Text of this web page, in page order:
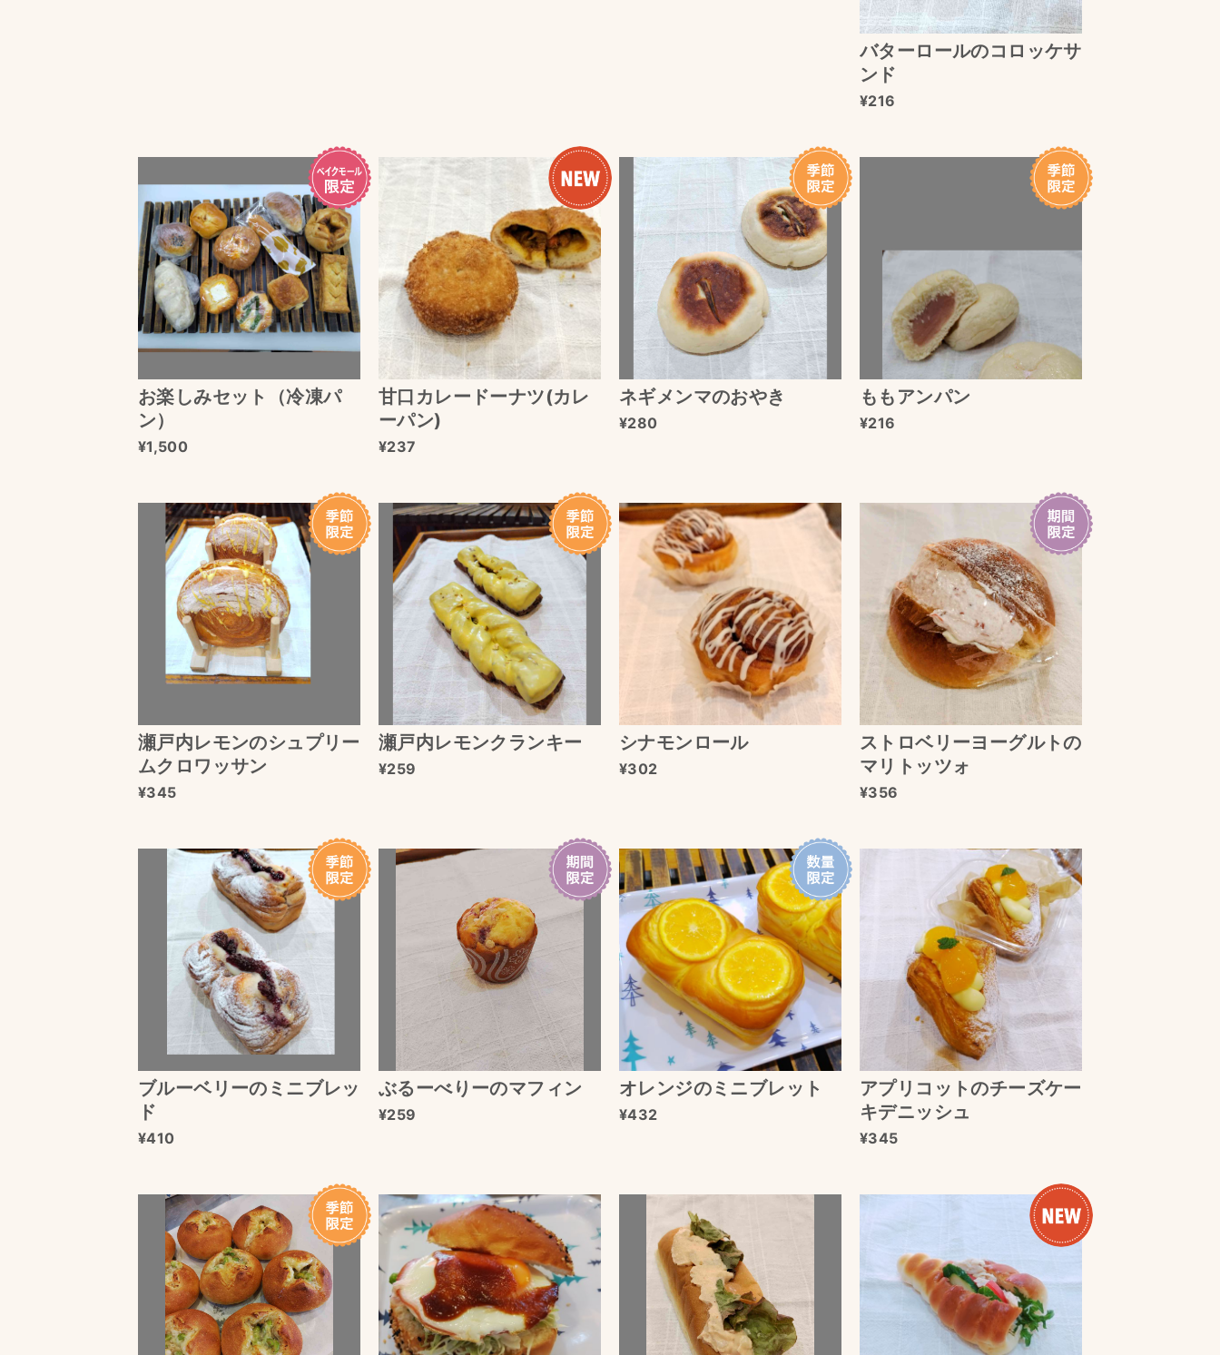
バターロールのコロッケサ
ンド
216
お楽しみセット（冷凍パ
ン）
1,500
甘口カレードーナツ(カレ
ーパン)
237
ネギメンマのおやき
280
ももアンパン
216
瀬戸内レモンのシュプリー
ムクロワッサン
345
瀬戸内レモンクランキー
259
シナモンロール
302
ストロベリーヨーグルトの
マリトッツォ
356
ブルーベリーのミニブレッ
ド
410
ぶるーべりーのマフィン
259
オレンジのミニブレット
432
アプリコットのチーズケー
キデニッシュ
345